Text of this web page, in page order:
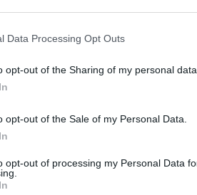
Data Processing Opt Outs
opt-out of the Sharing of my personal data.
opt-out of the Sale of my Personal Data.
opt-out of processing my Personal Data
y a quelques mois, Kate
désormais en rémission.
ayant connu cette maladie, le
right eye that makes it look a
overnight